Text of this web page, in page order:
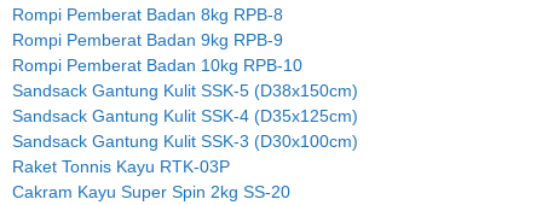
Rompi Pemberat Badan 8kg RPB-8
Rompi Pemberat Badan 9kg RPB-9
Rompi Pemberat Badan 10kg RPB-10
Sandsack Gantung Kulit SSK-5 (D38x150cm)
Sandsack Gantung Kulit SSK-4 (D35x125cm)
Sandsack Gantung Kulit SSK-3 (D30x100cm)
Raket Tonnis Kayu RTK-03P
Cakram Kayu Super Spin 2kg SS-20